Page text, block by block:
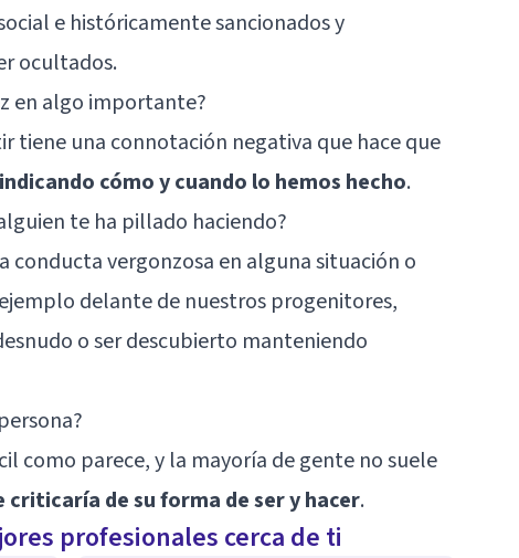
e históricamente sancionados y
ocultados.
en algo importante?
tiene una connotación negativa que hace que
cómo y cuando lo hemos hecho.
te ha pillado haciendo?
vergonzosa en alguna situación o
delante de nuestros progenitores,
o ser descubierto manteniendo
como parece, y la mayoría de gente no suele
criticaría de su forma de ser y hacer.
profesionales cerca de ti